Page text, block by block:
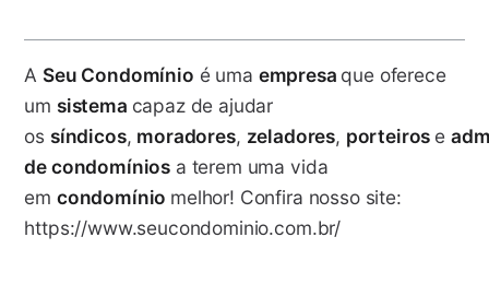
A Seu Condomínio é uma empresa que oferece
um sistema capaz de ajudar
os síndicos, moradores, zeladores, porteiros e
de condomínios a terem uma vida
em condomínio melhor! Confira nosso site:
https://www.seucondominio.com.br/